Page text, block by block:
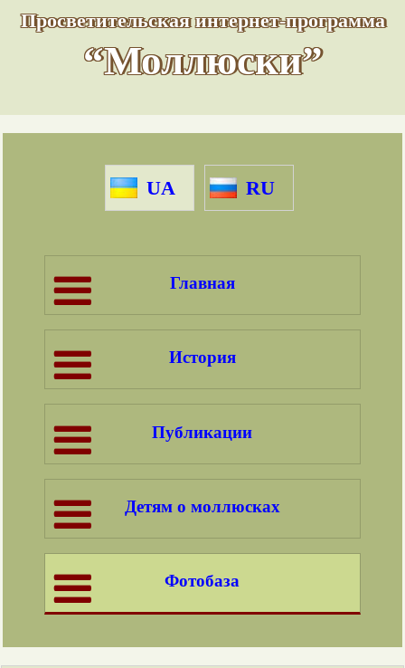
Просветительская интернет-программа
“Моллюски”
UA RU
Главная
История
Публикации
Детям о моллюсках
Фотобаза